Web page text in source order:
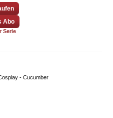
Abo
Serie
- Cucumber